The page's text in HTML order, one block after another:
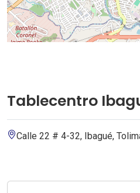
Tablecentro
Calle 22 # 4-32, Ibagué,